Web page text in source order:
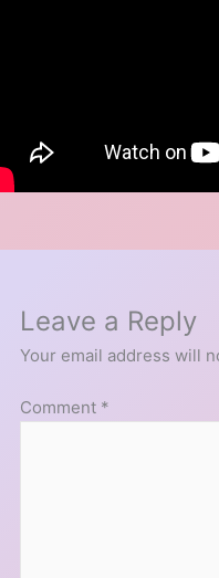
Leave a Reply
Your email address will
Comment *